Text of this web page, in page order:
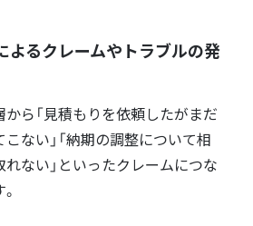
よるクレームやトラブルの発
ら「見積もりを依頼したがまだ
ない」「納期の調整について相
ない」といったクレームにつな